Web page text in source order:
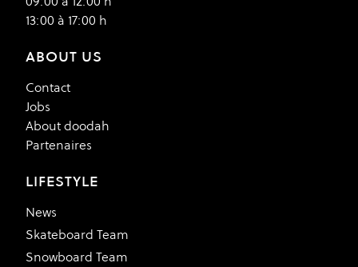
13:00 à 17:00 h
ABOUT US
Contact
Jobs
About doodah
Partenaires
LIFESTYLE
News
Skateboard Team
Snowboard Team